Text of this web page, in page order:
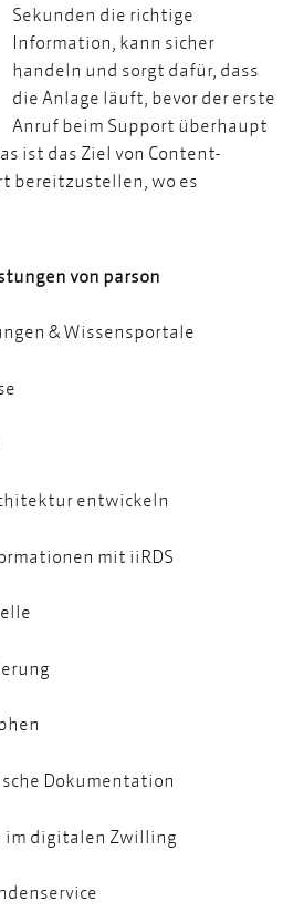
Sekunden die richtige
Information, kann sicher
handeln und sorgt dafür, dass
die Anlage läuft, bevor der erste
Anruf beim Support überhaupt
ist das Ziel von Content-
bereitzustellen, wo es
von parson
& Wissensportale
entwickeln
mit iiRDS
Dokumentation
im digitalen Zwilling